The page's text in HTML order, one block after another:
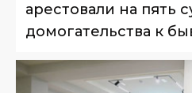
арестовали на пять
домогательства к